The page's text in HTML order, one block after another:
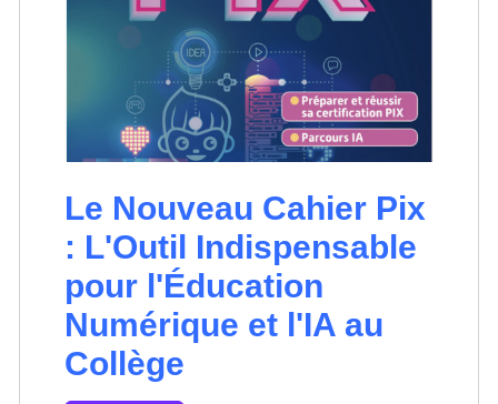
Le Nouveau Cahier Pix
: L'Outil Indispensable
pour l'Éducation
Numérique et l'IA au
Collège